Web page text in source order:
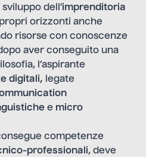
dell’imprenditoria
orizzonti anche
risorse con conoscenze
aver conseguito una
l’aspirante
digitali, legate
e micro
competenze
professionali, deve